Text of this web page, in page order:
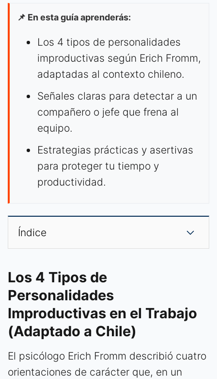
📌 En esta guía aprenderás:
Los 4 tipos de personalidades
improductivas según Erich Fromm,
adaptadas al contexto chileno.
Señales claras para detectar a un
compañero o jefe que frena al
equipo.
Estrategias prácticas y asertivas
para proteger tu tiempo y
productividad.
Índice
Los 4 Tipos de
Personalidades
Improductivas en el Trabajo
(Adaptado a Chile)
El psicólogo Erich Fromm describió cuatro
orientaciones de carácter que, en un